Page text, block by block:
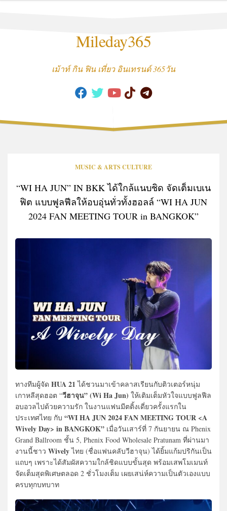
Mileday365
เม้าท์ กิน ฟิน เที่ยว อินเทรนด์ 365วัน
MUSIC & ARTS CULTURE
“WI HA JUN” IN BKK ได้ใกล้แนบชิด จัดเต็มเบเน
ฟิต แบบฟูลฟีลให้อบอุ่นทั่วทั้งฮอลล์ “WI HA JUN
2024 FAN MEETING TOUR in BANGKOK”
ทางทีมผู้จัด HUA 21 ได้ชวนมาเข้าคลาสเรียนกับติวเตอร์หนุ่ม
เกาหลีสุดฮอต “วีฮาจุน” (Wi Ha Jun) ให้เติมเต็มหัวใจแบบฟูลฟีล
อบอวลไปด้วยความรัก ในงานแฟนมีตติ้งเดี่ยวครั้งแรกใน
ประเทศไทย กับ “WI HA JUN 2024 FAN MEETING TOUR <A
Wively Day> in BANGKOK” เมื่อวันเสาร์ที่ 7 กันยายน ณ Phenix
Grand Ballroom ชั้น 5, Phenix Food Wholesale Pratunam ที่ผ่านมา
งานนี้ชาว Wivelyไทย (ชื่อแฟนคลับวีฮาจุน) ได้ยิ้มแก้มปริกันเป็น
แถบๆ เพราะได้สัมผัสความใกล้ชิดแบบขั้นสุด พร้อมเสพโมเมนท์
จัดเต็มสุดพิเศษตลอด 2 ชั่วโมงเต็ม เผยเสน่ห์ความเป็นตัวเองแบบ
ครบทุกบทบาท